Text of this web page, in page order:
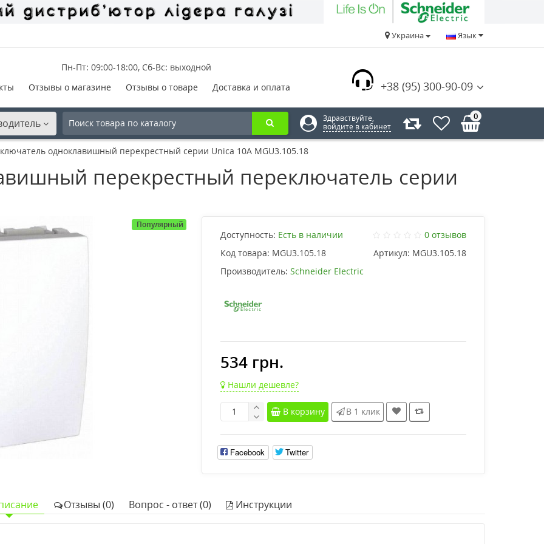
Язык
Украина
+38 (95) 300-90-09
Пн-Пт: 09:00-18:00, Сб-Вс: выходной
Отзывы о магазине Отзывы о товаре Доставка и оплата
Здравствуйте,
войдите в кабинет
0
одноклавишный перекрестный серии Unica 10А MGU3.105.18
перекрестный переключатель серии
Популярный
Доступность: Есть в наличии
0 отзывов
Код товара: MGU3.105.18 Артикул: MGU3.105.18
Производитель: Schneider Electric
534 грн.
Нашли дешевле?
В корзину В 1 клик
Facebook Twitter
Отзывы (0) Вопрос - ответ (0) Инструкции